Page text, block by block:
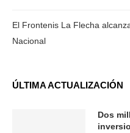
El Frontenis La Flecha
Nacional
ÚLTIMA ACTUALIZACIÓN
Dos